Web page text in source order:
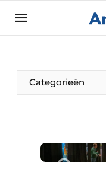
Aanmelden
ArchiComm |
interieur- &
Nieuwsbrief
Categorieën
De Pen